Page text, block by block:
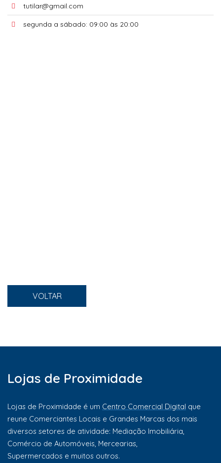
tutilar@gmail.com
segunda a sábado: 09:00 às 20:00
VOLTAR
Lojas de Proximidade
Lojas de Proximidade é um Centro Comercial Digital que
reune Comerciantes Locais e Grandes Marcas dos mais
diversos setores de atividade: Mediação Imobiliária,
Comércio de Automóveis, Mercearias,
Supermercados e muitos outros.